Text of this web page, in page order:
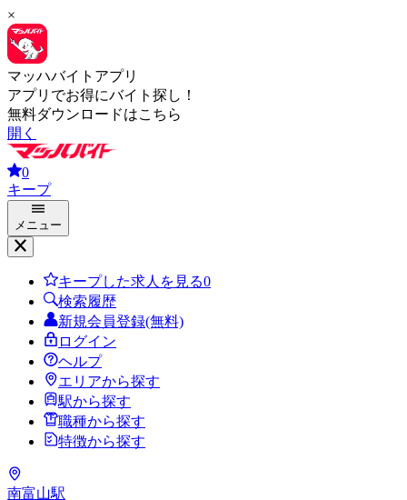
×
マッハバイトアプリ
アプリでお得にバイト探し！
無料ダウンロードはこちら
開く
0
キープ
メニュー
キープした求人を見る0
検索履歴
新規会員登録(無料)
ログイン
ヘルプ
エリアから探す
駅から探す
職種から探す
特徴から探す
南富山駅